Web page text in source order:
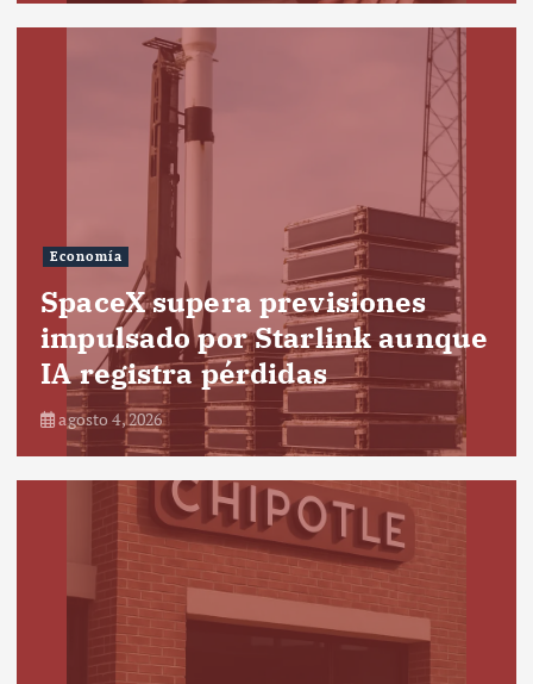
Economía
SpaceX supera previsiones
impulsado por Starlink aunque
IA registra pérdidas
agosto 4, 2026